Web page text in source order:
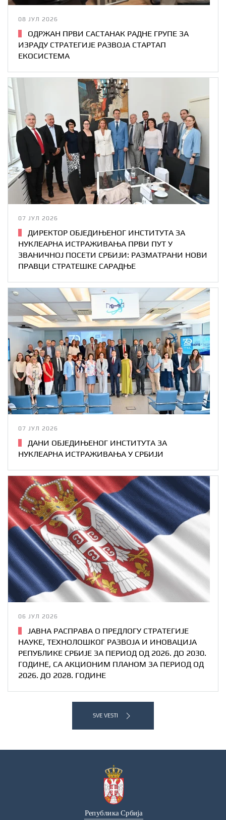
08 ЈУЛ 2026
ОДРЖАН ПРВИ САСТАНАК РАДНЕ ГРУПЕ ЗА
ИЗРАДУ СТРАТЕГИЈЕ РАЗВОЈА СТАРТАП
ЕКОСИСТЕМА
07 ЈУЛ 2026
ДИРЕКТОР ОБЈЕДИЊЕНОГ ИНСТИТУТА ЗА
НУКЛЕАРНА ИСТРАЖИВАЊА ПРВИ ПУТ У
ЗВАНИЧНОЈ ПОСЕТИ СРБИЈИ: РАЗМАТРАНИ НОВИ
ПРАВЦИ СТРАТЕШКЕ САРАДЊЕ
07 ЈУЛ 2026
ДАНИ ОБЈЕДИЊЕНОГ ИНСТИТУТА ЗА
НУКЛЕАРНА ИСТРАЖИВАЊА У СРБИЈИ
06 ЈУЛ 2026
ЈАВНА РАСПРАВА О ПРЕДЛОГУ СТРАТЕГИЈE
НАУКЕ, ТЕХНОЛОШКОГ РАЗВОЈА И ИНОВАЦИЈА
РЕПУБЛИКЕ СРБИЈЕ ЗА ПЕРИОД ОД 2026. ДО 2030.
ГОДИНЕ, СА АКЦИОНИМ ПЛАНОМ ЗА ПЕРИОД ОД
2026. ДО 2028. ГОДИНЕ
SVE VESTI